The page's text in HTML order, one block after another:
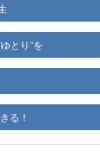
とり”を
る！